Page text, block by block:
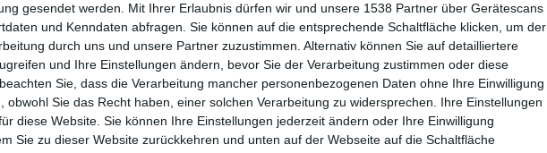
gesendet werden.
Mit Ihrer Erlaubnis dürfen wir und unsere 1538 Partner über Gerätescans
und Kenndaten abfragen. Sie können auf die entsprechende Schaltfläche klicken, um der
durch uns und unsere Partner zuzustimmen. Alternativ können Sie auf detailliertere
und Ihre Einstellungen ändern, bevor Sie der Verarbeitung zustimmen oder diese
Sie, dass die Verarbeitung mancher personenbezogenen Daten ohne Ihre Einwilligung
obwohl Sie das Recht haben, einer solchen Verarbeitung zu widersprechen. Ihre Einstellungen
diese Website. Sie können Ihre Einstellungen jederzeit ändern oder Ihre Einwilligung
Sie zu dieser Website zurückkehren und unten auf der Webseite auf die Schaltfläche
Gesamtrangliste anzeigen
ANZAHL DER SPIELE NACH WOCHE
MITTWOCH DONNERSTAG FREITAG SAMSTAG SONNTAG